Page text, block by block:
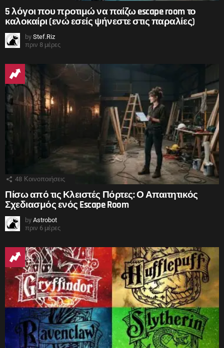
5 λόγοι που προτιμώ να παίζω escape room το
καλοκαίρι (ενώ εσείς ψήνεστε στις παραλίες)
by Stef.Riz
πριν 8 μέρες
48 Κοινοποιήσεις
Πίσω από τις Κλειστές Πόρτες: Ο Απαιτητικός
Σχεδιασμός ενός Escape Room
by Astrobot
πριν 6 μέρες